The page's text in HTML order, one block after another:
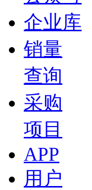
03:33
宋超
2026-05-15
06:44
Tech Talk |
2026-05-07
10:41
Tech Talk |
宋超
企业库
销量
查询
采购
项目
APP
用户